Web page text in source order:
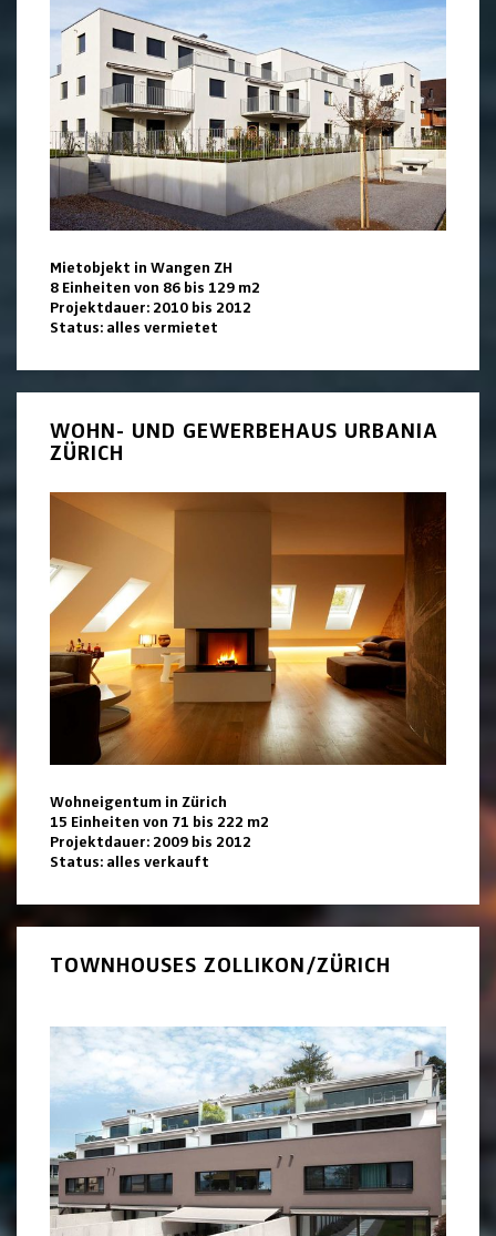
Mietobjekt in Wangen ZH
8 Einheiten von 86 bis 129 m2
Projektdauer: 2010 bis 2012
Status: alles vermietet
WOHN- UND GEWERBEHAUS URBANIA
ZÜRICH
Wohneigentum in Zürich
15 Einheiten von 71 bis 222 m2
Projektdauer: 2009 bis 2012
Status: alles verkauft
TOWNHOUSES ZOLLIKON/ZÜRICH